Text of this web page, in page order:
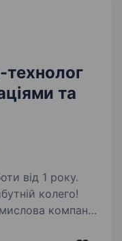
технолог
та
від 1 року.
компанія